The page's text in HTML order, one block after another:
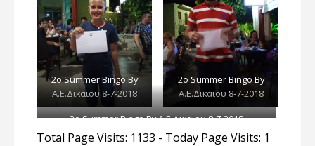
2ο Summer Bingo By
Α.E.Δικαιου 8-7-2018
2ο Summer Bingo By
Α.E.Δικαιου 8-7-2018
2ο Summer Bingo By Α.E.Δικαιου 8-7-2018
Total Page Visits: 1133 - Today Page Visits: 1